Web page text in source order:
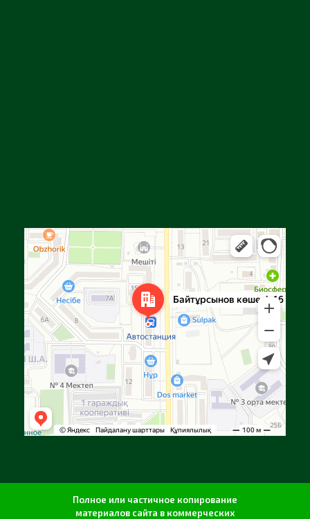
Улица Байтурсынова, 16 — Яндекс Карты
Полное или частичное копирование
материалов сайта в коммерческих